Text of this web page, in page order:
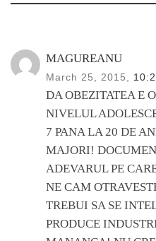
MAGUREANU
March 25, 2015,
DA OBEZITATEA E
NIVELUL
7 PANA LA 20 DE
MAJORI!
ADEVARUL PE
NE CAM
TREBUI SA SE
PRODUCE